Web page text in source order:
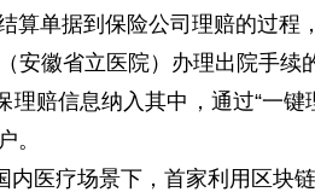
单据到保险公司理赔的过程
安徽省立医院）办理出院手续
理赔信息纳入其中，通过“一
。
内医疗场景下，首家利用区